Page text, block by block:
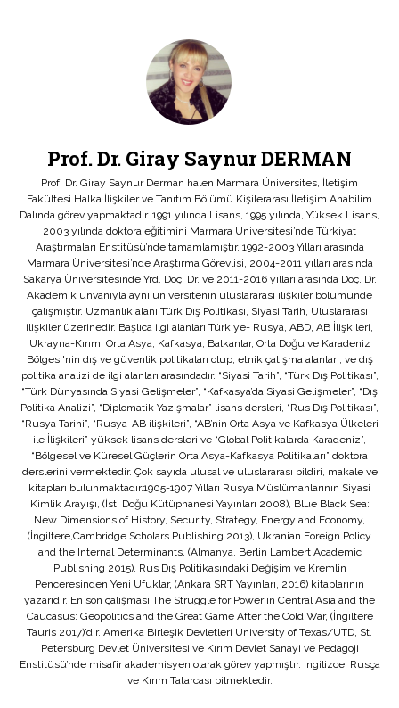
Prof. Dr. Giray Saynur DERMAN
Prof. Dr. Giray Saynur Derman halen Marmara Üniversites, İletişim
Fakültesi Halka İlişkiler ve Tanıtım Bölümü Kişilerarası İletişim Anabilim
Dalında görev yapmaktadır. 1991 yılında Lisans, 1995 yılında, Yüksek Lisans,
2003 yılında doktora eğitimini Marmara Üniversitesi’nde Türkiyat
Araştırmaları Enstitüsü’nde tamamlamıştır. 1992-2003 Yılları arasında
Marmara Üniversitesi’nde Araştırma Görevlisi, 2004-2011 yılları arasında
Sakarya Üniversitesinde Yrd. Doç. Dr. ve 2011-2016 yılları arasında Doç. Dr.
Akademik ünvanıyla aynı üniversitenin uluslararası ilişkiler bölümünde
çalışmıştır. Uzmanlık alanı Türk Dış Politikası, Siyasi Tarih, Uluslararası
ilişkiler üzerinedir. Başlıca ilgi alanları Türkiye- Rusya, ABD, AB İlişkileri,
Ukrayna-Kırım, Orta Asya, Kafkasya, Balkanlar, Orta Doğu ve Karadeniz
Bölgesi'nin dış ve güvenlik politikaları olup, etnik çatışma alanları, ve dış
politika analizi de ilgi alanları arasındadır. “Siyasi Tarih”, “Türk Dış Politikası”,
“Türk Dünyasında Siyasi Gelişmeler”, “Kafkasya’da Siyasi Gelişmeler”, “Dış
Politika Analizi”, “Diplomatik Yazışmalar” lisans dersleri, “Rus Dış Politikası”,
“Rusya Tarihi”, “Rusya-AB ilişkileri”, “AB’nin Orta Asya ve Kafkasya Ülkeleri
ile İlişkileri” yüksek lisans dersleri ve “Global Politikalarda Karadeniz”,
“Bölgesel ve Küresel Güçlerin Orta Asya-Kafkasya Politikaları” doktora
derslerini vermektedir. Çok sayıda ulusal ve uluslararası bildiri, makale ve
kitapları bulunmaktadır.1905-1907 Yılları Rusya Müslümanlarının Siyasi
Kimlik Arayışı, (İst. Doğu Kütüphanesi Yayınları 2008), Blue Black Sea:
New Dimensions of History, Security, Strategy, Energy and Economy,
(İngiltere,Cambridge Scholars Publishing 2013), Ukranian Foreign Policy
and the Internal Determinants, (Almanya, Berlin Lambert Academic
Publishing 2015), Rus Dış Politikasındaki Değişim ve Kremlin
Penceresinden Yeni Ufuklar, (Ankara SRT Yayınları, 2016) kitaplarının
yazarıdır. En son çalışması The Struggle for Power in Central Asia and the
Caucasus: Geopolitics and the Great Game After the Cold War, (İngiltere
Tauris 2017)’dır. Amerika Birleşik Devletleri University of Texas/UTD, St.
Petersburg Devlet Üniversitesi ve Kırım Devlet Sanayi ve Pedagoji
Enstitüsü’nde misafir akademisyen olarak görev yapmıştır. İngilizce, Rusça
ve Kırım Tatarcası bilmektedir.